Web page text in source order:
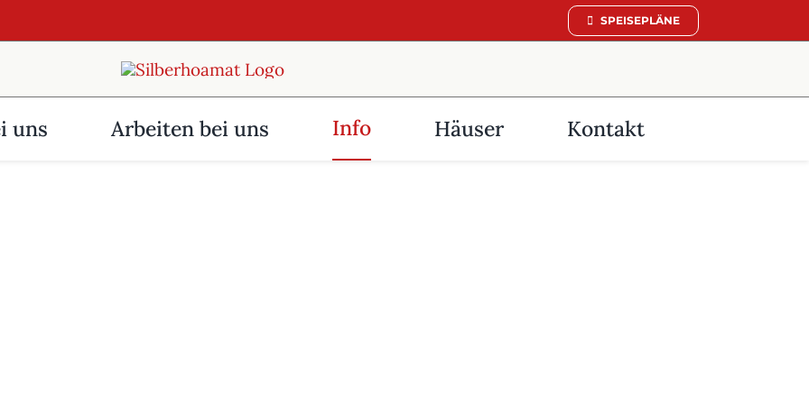
SPEISEPLÄNE
uns Arbeiten bei uns Info Häuser Kontakt